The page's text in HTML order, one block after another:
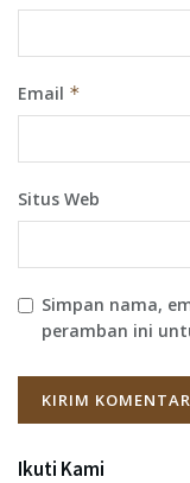
Email *
Situs Web
Simpan nama,
peramban ini
Ikuti Kami